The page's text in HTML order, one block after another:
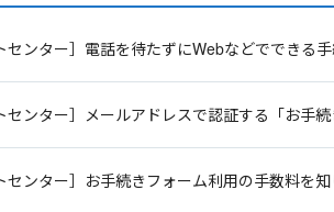
センター］電話を待たずにWebなどでできる手
センター］メールアドレスで認証する「お手
センター］お手続きフォーム利用の手数料を知